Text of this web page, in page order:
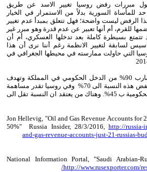
ًحول مبررات رفض روسيا تغيير الاسد عن طريق
السورية بدلاً من الاستمرار في الخيار
الرفض ليست واضحة؛ فهل تتعلق بمبدأ عدم تغيير
للقرم، أم أنها تعبير عن عدم قدرة وهو مبرر غير
تتمتع بسيطرة كاملة بعد تدخلها العسكري، أم أن
لسابقة لتغيير الانظمة رغم أننا نرى أن هذا
التي حاولت ممارسته في محيطها الجغرافي في
[6] يشكل النفط اكثر ما يقارب 90% من الدخل الحكومي في المملكة وتهدف
الاصلاحات الاقتصادية الى خفض هذه النسبة الى 70% وفي روسيا تقدر مساهمة
النفط والغاز في الميزانية الحكومية ب 45%. وهناك من يعتقد ان النسبة تقل الى
Jon Hellevig, "Oil and Gas Revenue Accounts for
50%" Russia Insider, 28/3/2016, http://russia-
and-gas-revenue-accounts-just-21-russias-
http://www.rusexporter.com/